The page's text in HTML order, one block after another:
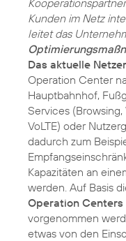
Kunden im Netz
leitet das
Das aktuelle
Operation Center
Hauptbahnhof,
Services
VoLTE) oder
dadurch zum
Kapazitäten an
werden. Auf Basis
Operation Centers
vorgenommen
etwas von den